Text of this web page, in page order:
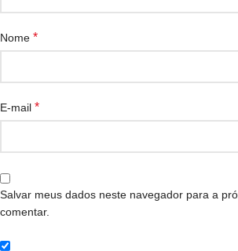
Nome *
E-mail *
Salvar meus dados neste navegador para a
comentar.